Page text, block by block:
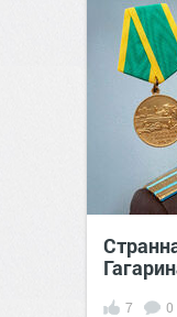
7 0